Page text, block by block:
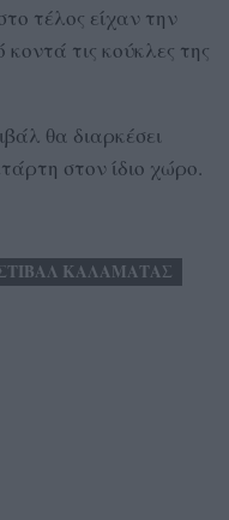
τέλος είχαν την
τις κούκλες της
θα διαρκέσει
στον ίδιο χώρο.
ΚΑΛΑΜΑΤΑΣ